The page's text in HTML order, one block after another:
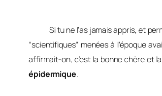
Si tu ne l’as jamais appris, et
“scientifiques” menées à l’époque
affirmait-on, c’est la bonne chère et
épidermique.